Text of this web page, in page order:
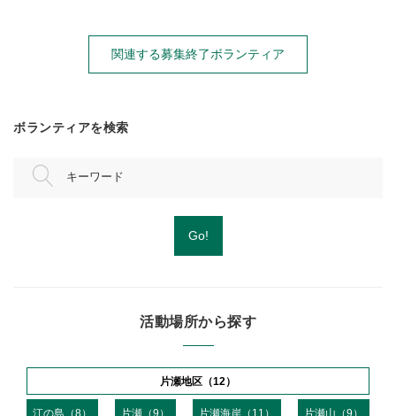
関連する募集終了ボランティア
ボランティアを検索
キーワード
Go!
活動場所から探す
片瀬地区（12）
江の島（8） 片瀬（9） 片瀬海岸（11） 片瀬山（9）